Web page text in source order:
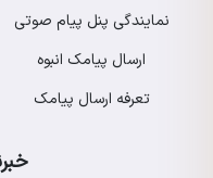
نمایندگی پنل پیام صوتی
ارسال پیامک انبوه
تعرفه ارسال پیامک